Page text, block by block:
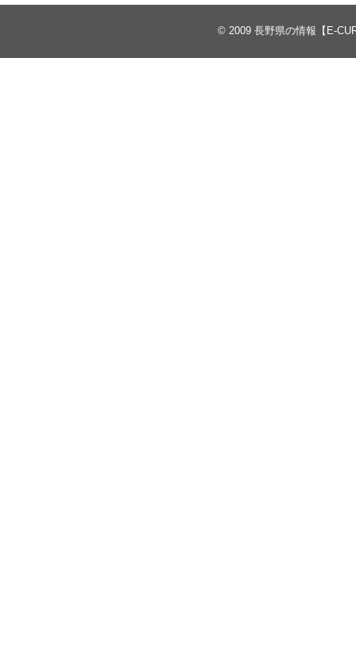
© 2009 長野県の情報【E-